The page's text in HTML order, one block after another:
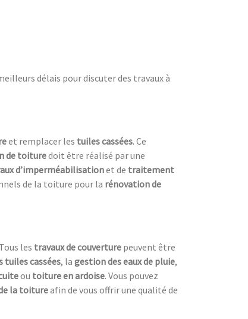
délais pour discuter des travaux à
et remplacer les tuiles cassées. Ce
de toituredoit être réalisé par une
d’imperméabilisationet de traitement
de la toiture pour la rénovation de
les travaux de couverture peuvent être
tuiles cassées, la gestion des eaux de pluie,
ou toiture en ardoise. Vous pouvez
la toitureafin de vous offrir une qualité de